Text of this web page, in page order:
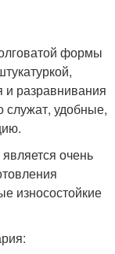
формы
и разравнивания
служат, удобные,
очень
износостойкие